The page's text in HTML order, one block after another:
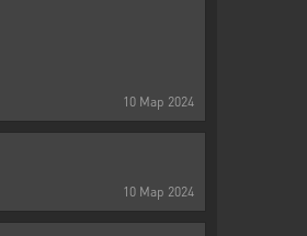
10 Мар 2024
10 Мар 2024